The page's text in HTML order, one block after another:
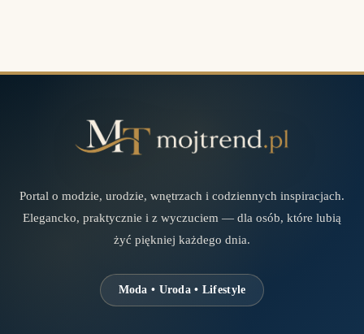
Portal o modzie, urodzie, wnętrzach i codziennych inspiracjach.
Elegancko, praktycznie i z wyczuciem — dla osób, które lubią
żyć piękniej każdego dnia.
Moda • Uroda • Lifestyle